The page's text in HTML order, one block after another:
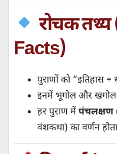
रोचक
Facts)
पुराणों को “इतिहास +
इनमें भूगोल और खगोल
हर पुराण मेंपंचलक्षण
वंशकथा) का वर्णन